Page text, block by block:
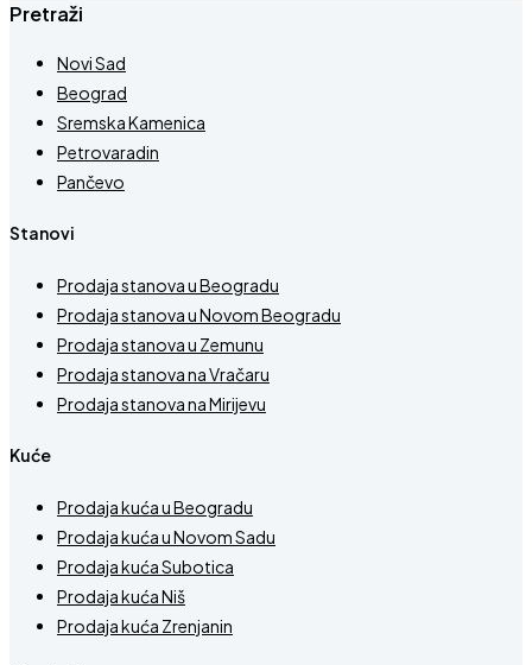
Pretraži
Novi Sad
Beograd
Sremska Kamenica
Petrovaradin
Pančevo
Stanovi
Prodaja stanova u Beogradu
Prodaja stanova u Novom Beogradu
Prodaja stanova u Zemunu
Prodaja stanova na Vračaru
Prodaja stanova na Mirijevu
Kuće
Prodaja kuća u Beogradu
Prodaja kuća u Novom Sadu
Prodaja kuća Subotica
Prodaja kuća Niš
Prodaja kuća Zrenjanin